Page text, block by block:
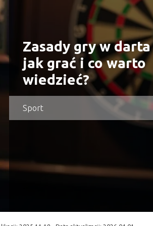
Zasady gry w darta
jak grać i co warto
wiedzieć?
Sport